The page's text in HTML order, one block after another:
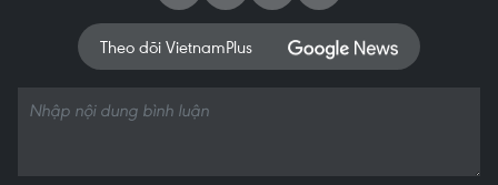
Theo dõi VietnamPlus